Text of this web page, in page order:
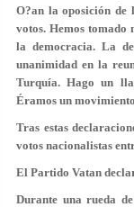
O?an la oposición de
votos. Hemos tomado
la democracia. La
unanimidad en la
Turquía. Hago un
Éramos un
Tras estas
votos nacionalistas
El Partido Vatan
Durante una rueda